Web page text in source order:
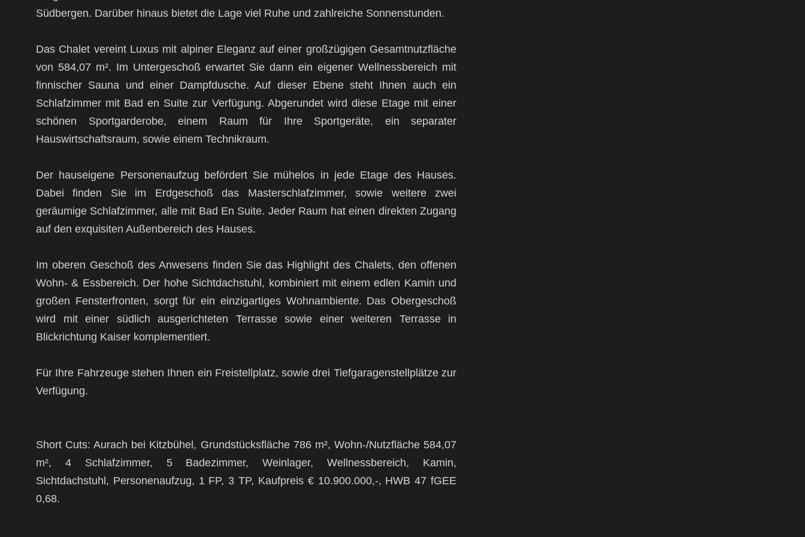
Südbergen. Darüber hinaus bietet die Lage viel Ruhe und zahlreiche Sonnenstunden.
Das Chalet vereint Luxus mit alpiner Eleganz auf einer großzügigen Gesamtnutzfläche
von 584,07 m². Im Untergeschoß erwartet Sie dann ein eigener Wellnessbereich mit
finnischer Sauna und einer Dampfdusche. Auf dieser Ebene steht Ihnen auch ein
Schlafzimmer mit Bad en Suite zur Verfügung. Abgerundet wird diese Etage mit einer
schönen Sportgarderobe, einem Raum für Ihre Sportgeräte, ein separater
Hauswirtschaftsraum, sowie einem Technikraum.
Der hauseigene Personenaufzug befördert Sie mühelos in jede Etage des Hauses.
Dabei finden Sie im Erdgeschoß das Masterschlafzimmer, sowie weitere zwei
geräumige Schlafzimmer, alle mit Bad En Suite. Jeder Raum hat einen direkten Zugang
auf den exquisiten Außenbereich des Hauses.
Im oberen Geschoß des Anwesens finden Sie das Highlight des Chalets, den offenen
Wohn- & Essbereich. Der hohe Sichtdachstuhl, kombiniert mit einem edlen Kamin und
großen Fensterfronten, sorgt für ein einzigartiges Wohnambiente. Das Obergeschoß
wird mit einer südlich ausgerichteten Terrasse sowie einer weiteren Terrasse in
Blickrichtung Kaiser komplementiert.
Für Ihre Fahrzeuge stehen Ihnen ein Freistellplatz, sowie drei Tiefgaragenstellplätze zur
Verfügung.
Short Cuts: Aurach bei Kitzbühel, Grundstücksfläche 786 m², Wohn-/Nutzfläche 584,07
m², 4 Schlafzimmer, 5 Badezimmer, Weinlager, Wellnessbereich, Kamin,
Sichtdachstuhl, Personenaufzug, 1 FP, 3 TP, Kaufpreis € 10.900.000,-, HWB 47 fGEE
0,68.